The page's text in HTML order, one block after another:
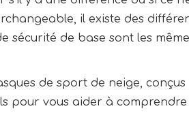
il existe des
sécurité de base sont les
de sport de neige,
pour vous aider à